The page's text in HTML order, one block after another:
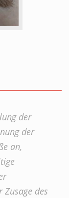
der
der
an,
des